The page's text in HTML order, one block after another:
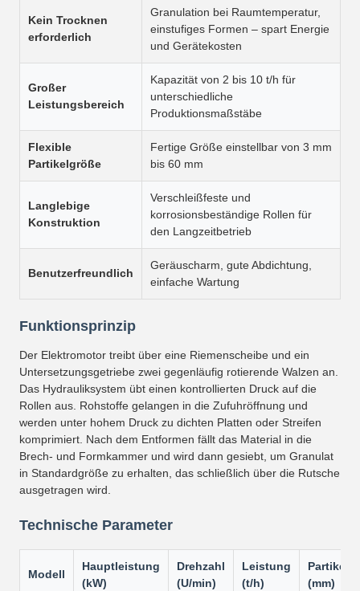
Kein Trocknen
erforderlich
Granulation bei Raumtemperatur,
einstufiges Formen – spart Energie
und Gerätekosten
Großer
Leistungsbereich
Kapazität von 2 bis 10 t/h für
unterschiedliche
Produktionsmaßstäbe
Flexible
Partikelgröße
Fertige Größe einstellbar von 3 mm
bis 60 mm
Langlebige
Konstruktion
Verschleißfeste und
korrosionsbeständige Rollen für
den Langzeitbetrieb
Benutzerfreundlich
Geräuscharm, gute Abdichtung,
einfache Wartung
Funktionsprinzip
Der Elektromotor treibt über eine Riemenscheibe und ein
Untersetzungsgetriebe zwei gegenläufig rotierende Walzen an.
Das Hydrauliksystem übt einen kontrollierten Druck auf die
Rollen aus. Rohstoffe gelangen in die Zufuhröffnung und
werden unter hohem Druck zu dichten Platten oder Streifen
komprimiert. Nach dem Entformen fällt das Material in die
Brech- und Formkammer und wird dann gesiebt, um Granulat
in Standardgröße zu erhalten, das schließlich über die Rutsche
ausgetragen wird.
Technische Parameter
Modell
Hauptleistung
(kW)
Drehzahl
(U/min)
Leistung
(t/h)
(mm)